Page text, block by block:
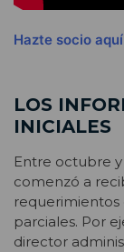
Hazte socio aquí
LOS
INICIALES
Entre octubre
comenzó a
requerimientos
parciales. Por
director